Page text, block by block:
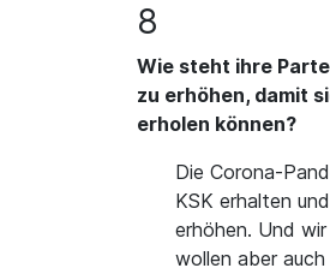
8
Wie steht ihre
zu erhöhen, damit
erholen können?
Die Corona-
KSK erhalten
erhöhen. Und
wollen aber